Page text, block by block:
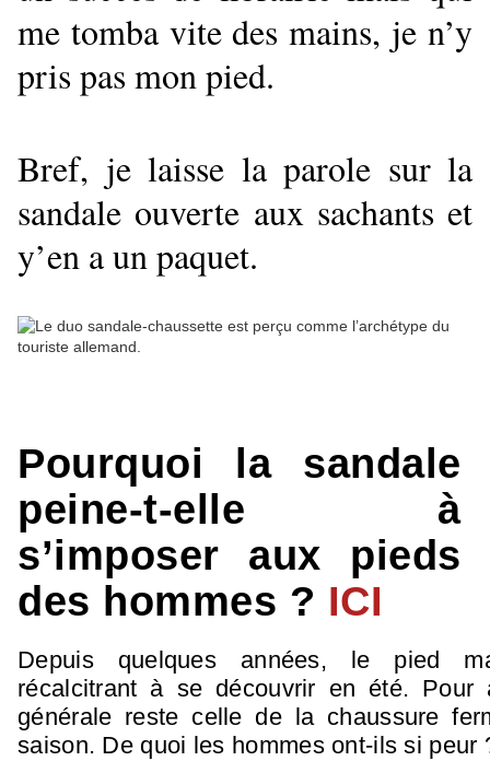
me tomba vite des mains, je n’y
pris pas mon pied.
Bref, je laisse la parole sur la
sandale ouverte aux sachants et
y’en a un paquet.
Pourquoi la sandale
peine-t-elle à
s’imposer aux pieds
des hommes ? ICI
Depuis quelques années, le pied
récalcitrant à se découvrir en été. Pour
générale reste celle de la chaussure
saison. De quoi les hommes ont-ils si peur